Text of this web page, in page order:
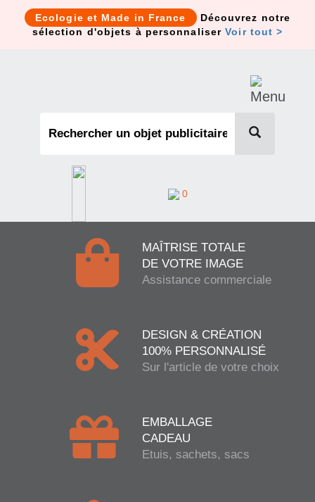
Ecologie et Made in France
Découvrez notre
sélection d'objets à personnaliserVoir tout >
0
MAÎTRISE TOTALE
DE VOTRE IMAGE
Assistance commerciale
DESIGN & CRÉATION
100% PERSONNALISÉ
Sur l'article de votre choix
EMBALLAGE
CADEAU
Etuis, sachets, sacs
Cookies management panel